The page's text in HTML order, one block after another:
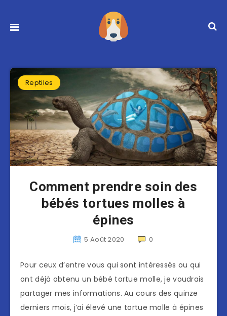
Reptiles
Comment prendre soin des
bébés tortues molles à
épines
5 Août 2020 0
Pour ceux d’entre vous qui sont intéressés ou qui
ont déjà obtenu un bébé tortue molle, je voudrais
partager mes informations. Au cours des quinze
derniers mois, j’ai élevé une tortue molle à épines